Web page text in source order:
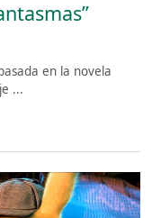
en la novela
...